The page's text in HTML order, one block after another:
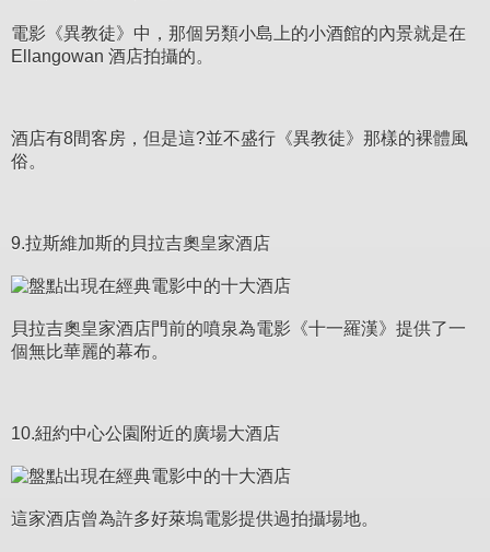
電影《異教徒》中，那個另類小島上的小酒館的內景就是在
Ellangowan 酒店拍攝的。
酒店有8間客房，但是這?並不盛行《異教徒》那樣的裸體風
俗。
9.拉斯維加斯的貝拉吉奧皇家酒店
貝拉吉奧皇家酒店門前的噴泉為電影《十一羅漢》提供了一
個無比華麗的幕布。
10.紐約中心公園附近的廣場大酒店
這家酒店曾為許多好萊塢電影提供過拍攝場地。